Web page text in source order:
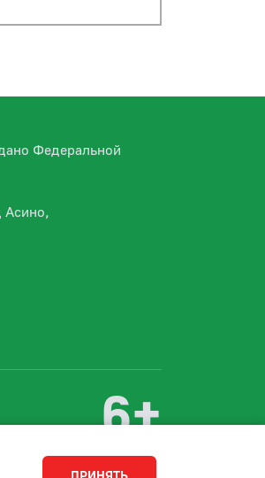
Федеральной
Асино,
6+
сайта Студия 15